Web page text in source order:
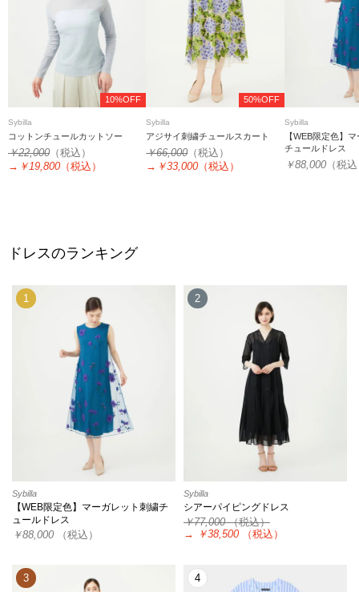
10%OFF
Sybilla
コットンチュールカットソー
￥22,000 （税込）
→ ￥19,800 （税込）
50%OFF
Sybilla
アジサイ刺繍チュールスカート
￥66,000（税込）
→ ￥33,000 （税込）
Sybilla
【WEB限定色】
チュールドレス
￥88,000（税
ドレスのランキング
1
Sybilla
【WEB限定色】マーガレット刺繍チ
ュールドレス
￥88,000 （税込）
2
Sybilla
シアーパイピングドレス
￥77,000（税込）
→
￥38,500 （税込）
3 4